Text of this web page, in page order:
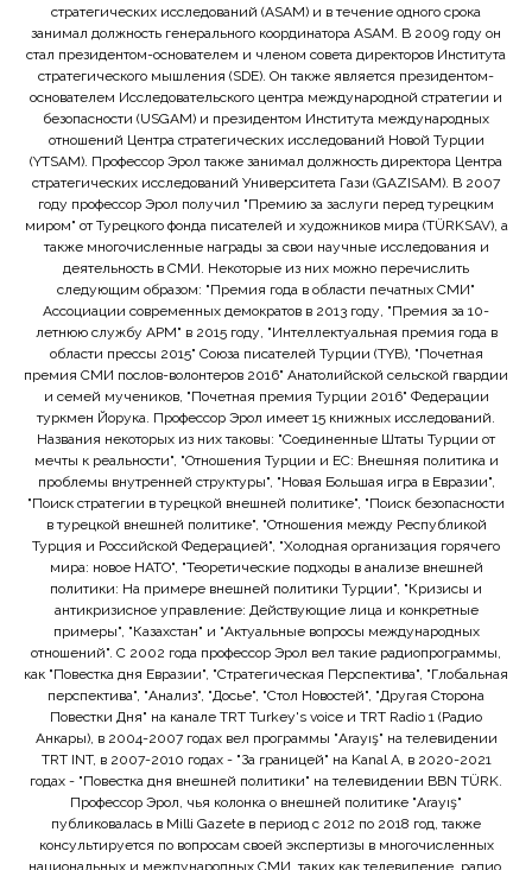
стратегических исследований (ASAM) и в течение одного срока
занимал должность генерального координатора ASAM. В 2009 году он
стал президентом-основателем и членом совета директоров Института
стратегического мышления (SDE). Он также является президентом-
основателем Исследовательского центра международной стратегии и
безопасности (USGAM) и президентом Института международных
отношений Центра стратегических исследований Новой Турции
(YTSAM). Профессор Эрол также занимал должность директора Центра
стратегических исследований Университета Гази (GAZISAM). В 2007
году профессор Эрол получил "Премию за заслуги перед турецким
миром" от Турецкого фонда писателей и художников мира (TÜRKSAV), а
также многочисленные награды за свои научные исследования и
деятельность в СМИ. Некоторые из них можно перечислить
следующим образом: "Премия года в области печатных СМИ"
Ассоциации современных демократов в 2013 году, "Премия за 10-
летнюю службу APM" в 2015 году, "Интеллектуальная премия года в
области прессы 2015" Союза писателей Турции (TYB), "Почетная
премия СМИ послов-волонтеров 2016" Анатолийской сельской гвардии
и семей мучеников, "Почетная премия Турции 2016" Федерации
туркмен Йорука. Профессор Эрол имеет 15 книжных исследований.
Названия некоторых из них таковы: "Соединенные Штаты Турции от
мечты к реальности", "Отношения Турции и ЕС: Внешняя политика и
проблемы внутренней структуры", "Новая Большая игра в Евразии",
"Поиск стратегии в турецкой внешней политике", "Поиск безопасности
в турецкой внешней политике", "Отношения между Республикой
Турция и Российской Федерацией", "Холодная организация горячего
мира: новое НАТО", "Теоретические подходы в анализе внешней
политики: На примере внешней политики Турции", "Кризисы и
антикризисное управление: Действующие лица и конкретные
примеры", "Казахстан" и "Актуальные вопросы международных
отношений". С 2002 года профессор Эрол вел такие радиопрограммы,
как "Повестка дня Евразии", "Стратегическая Перспектива", "Глобальная
перспектива", "Анализ", "Досье", "Стол Новостей", "Другая Сторона
Повестки Дня" на канале TRT Turkey's voice и TRT Radio 1 (Радио
Анкары), в 2004-2007 годах вел программы "Arayış" на телевидении
TRT INT, в 2007-2010 годах - "За границей" на Kanal A, в 2020-2021
годах - "Повестка дня внешней политики" на телевидении BBN TÜRK.
Профессор Эрол, чья колонка о внешней политике "Arayış"
публиковалась в Milli Gazete в период с 2012 по 2018 год, также
консультируется по вопросам своей экспертизы в многочисленных
национальных и международных СМИ, таких как телевидение, радио,